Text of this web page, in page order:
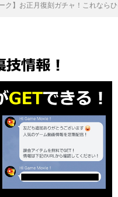
ク】お正月復刻ガチャ！これなら